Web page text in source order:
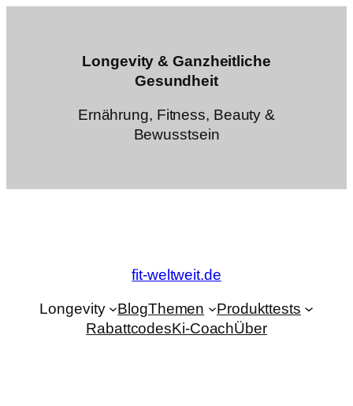
Longevity & Ganzheitliche
Gesundheit
Ernährung, Fitness, Beauty &
Bewusstsein
fit-weltweit.de
Longevity BlogThemen
Produkttests
RabattcodesKi-CoachÜber